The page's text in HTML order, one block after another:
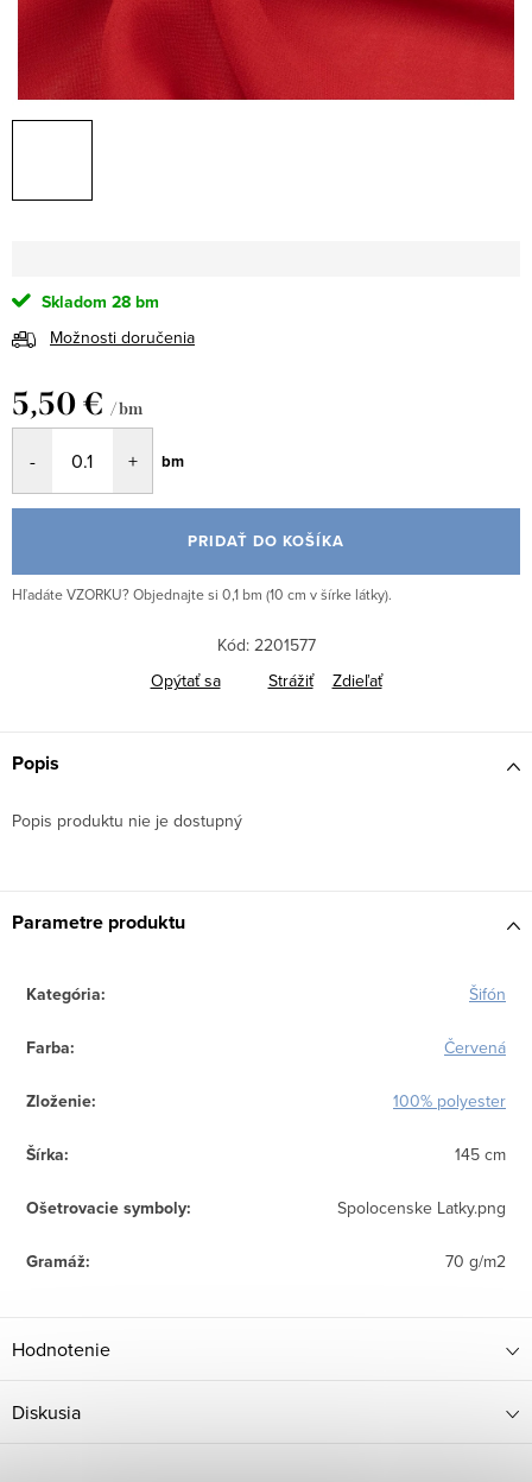
Skladom 28 bm
Možnosti doručenia
5,50 € / bm
cena:
bm
PRIDAŤ DO KOŠÍKA
Hľadáte VZORKU? Objednajte si 0,1 bm (10 cm v šírke látky).
Kód: 2201577
Opýtať sa
Strážiť Zdieľať
Popis
Popis produktu nie je dostupný
Parametre produktu
Kategória: Šifón
Farba: Červená
Zloženie: 100% polyester
Šírka: 145 cm
Ošetrovacie symboly: Spolocenske Latky.png
Gramáž: 70 g/m2
Hodnotenie
Diskusia